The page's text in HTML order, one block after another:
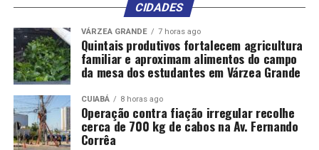
CIDADES
VÁRZEA GRANDE 7 horas ago
Quintais produtivos fortalecem agricultura
familiar e aproximam alimentos do campo
da mesa dos estudantes em Várzea Grande
CUIABÁ 8 horas ago
Operação contra fiação irregular recolhe
cerca de 700 kg de cabos na Av. Fernando
Corrêa